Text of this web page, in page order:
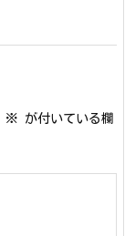
※ が付いている欄